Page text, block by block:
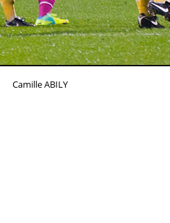
Camille ABILY